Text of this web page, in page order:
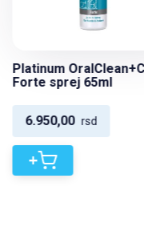
Platinum
Forte sprej 65ml
6.950,00 rsd
+